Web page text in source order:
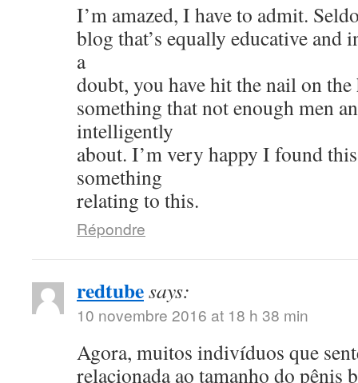
I’m amazed, I have to admit.
blog that’s equally educative and
a
doubt, you have hit the nail on the
something that not enough men
intelligently
about. I’m very happy I found
something
relating to this.
Répondre
redtubesays:
10 novembre 2016 at 18 h 38 min
Agora, muitos indivíduos que
relacionada ao tamanho do pênis